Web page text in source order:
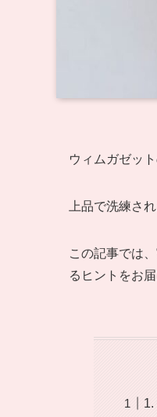
ウィムガゼッ
上品で洗練さ
この記事では
るヒントをお届
1.